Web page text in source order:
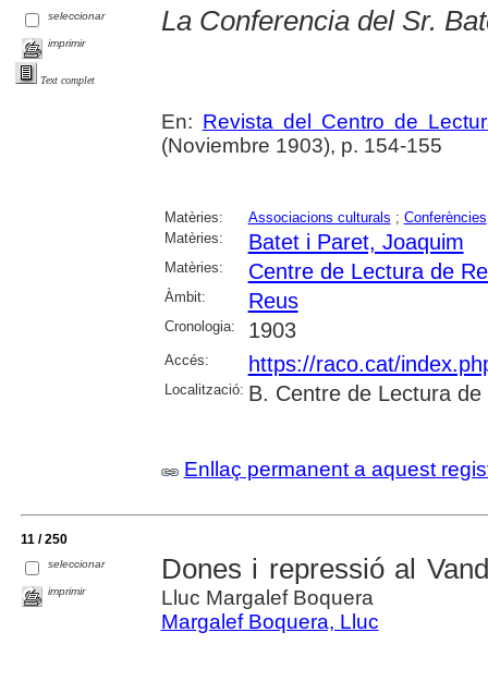
seleccionar
imprimir
Text complet
La Conferencia del Sr.
En: Revista del Centro de
(Noviembre 1903), p. 154-155
Matèries: Associacions culturals ; Conferències
Matèries:
Batet i Paret, Joaquim
Matèries: Centre de Lectura de
Àmbit: Reus
Cronologia: 1903
Accés: https://raco.cat/
Localització: B. Centre de Lectura de
Enllaç permanent a aquest
11 / 250
seleccionar
imprimir
Dones i repressió al
Lluc Margalef Boquera
Margalef Boquera, Lluc